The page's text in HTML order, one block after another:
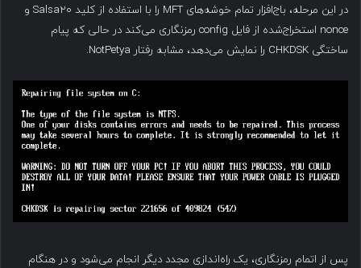
در این مرحله، باج‌افزار تمام خوشه‌های MFT را با استفاده از کلید Salsa20 و
nonce استخراج‌شده از فایل config رمزنگاری می‌کند در حالی که پیام
ساختگی CHKDSK را نمایش می‌دهد، مشابه رفتار NotPetya.
پس از اتمام رمزنگاری، یک راه‌اندازی مجدد دیگر انجام می‌شود و در هنگام